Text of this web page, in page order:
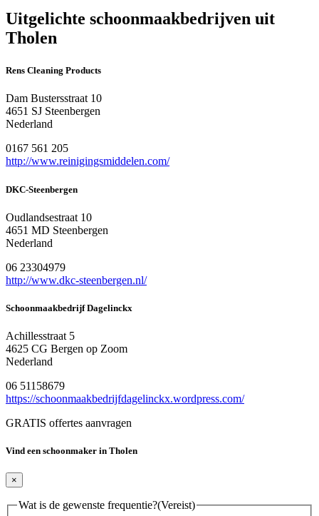
Uitgelichte schoonmaakbedrijven uit
Tholen
Rens Cleaning Products
Dam Bustersstraat 10
4651 SJ Steenbergen
Nederland
0167 561 205
http://www.reinigingsmiddelen.com/
DKC-Steenbergen
Oudlandsestraat 10
4651 MD Steenbergen
Nederland
06 23304979
http://www.dkc-steenbergen.nl/
Schoonmaakbedrijf Dagelinckx
Achillesstraat 5
4625 CG Bergen op Zoom
Nederland
06 51158679
https://schoonmaakbedrijfdagelinckx.wordpress.com/
GRATIS offertes aanvragen
Vind een schoonmaker in Tholen
×
Wat is de gewenste frequentie?(Vereist)